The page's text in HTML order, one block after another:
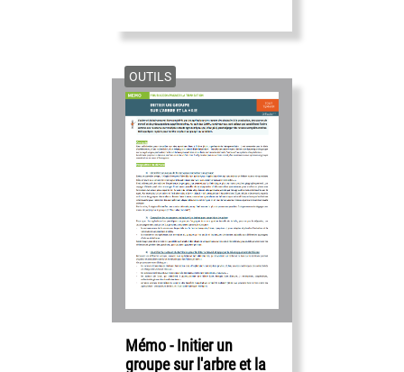
OUTILS
Mémo - Initier un
groupe sur l'arbre et la